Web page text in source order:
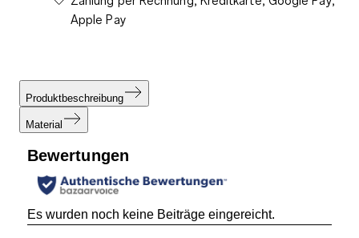
Apple Pay
Produktbeschreibung
Material
Bewertungen
Es wurden noch keine Beiträge eingereicht.